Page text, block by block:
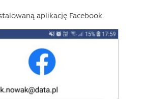
aplikację Facebook.